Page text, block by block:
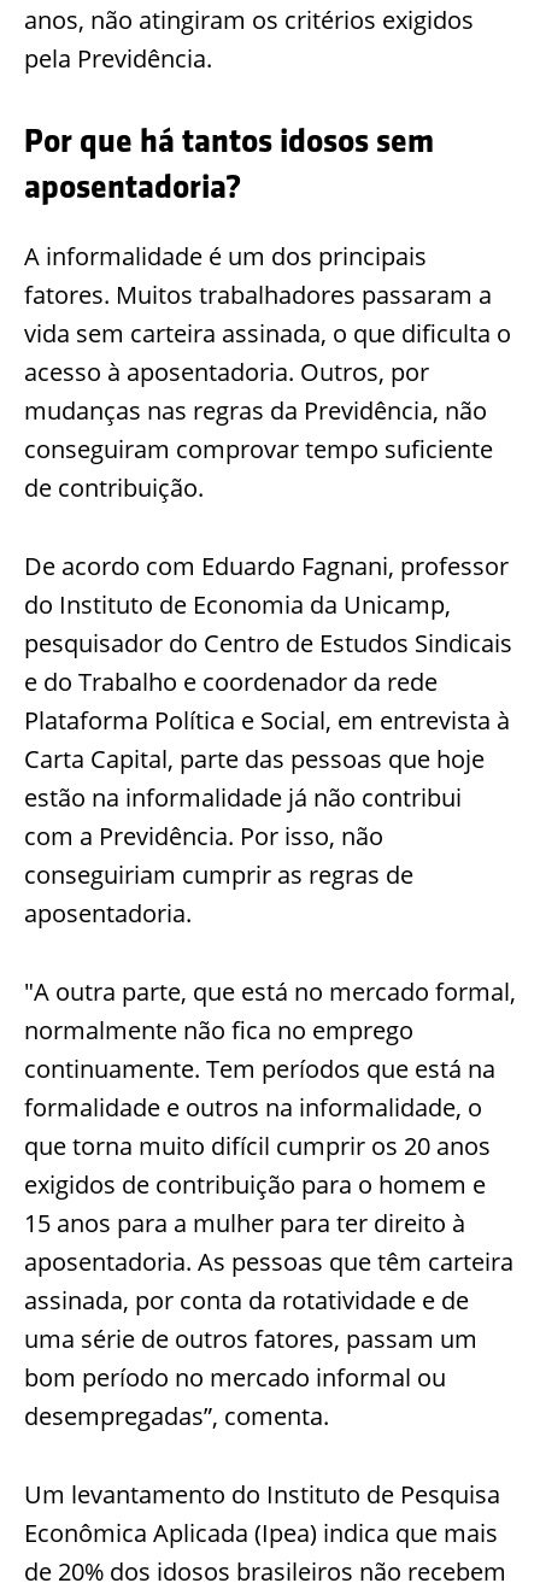
anos, não atingiram os critérios exigidos
pela Previdência.
Por que há tantos idosos sem
aposentadoria?
A informalidade é um dos principais
fatores. Muitos trabalhadores passaram a
vida sem carteira assinada, o que dificulta o
acesso à aposentadoria. Outros, por
mudanças nas regras da Previdência, não
conseguiram comprovar tempo suficiente
de contribuição.
De acordo com Eduardo Fagnani, professor
do Instituto de Economia da Unicamp,
pesquisador do Centro de Estudos Sindicais
e do Trabalho e coordenador da rede
Plataforma Política e Social, em entrevista à
Carta Capital, parte das pessoas que hoje
estão na informalidade já não contribui
com a Previdência. Por isso, não
conseguiriam cumprir as regras de
aposentadoria.
"A outra parte, que está no mercado formal,
normalmente não fica no emprego
continua­mente. Tem períodos que está na
formalidade e outros na informalidade, o
que torna muito difícil cumprir os 20 anos
exigidos de contribuição para o homem e
15 anos para a mulher para ter direito à
aposentadoria. As pessoas que têm carteira
assinada, por conta da rotatividade e de
uma série de outros fatores, passam um
bom período no mercado informal ou
desempregadas”, comenta.
Um levantamento do Instituto de Pesquisa
Econômica Aplicada (Ipea) indica que mais
de 20% dos idosos brasileiros não recebem